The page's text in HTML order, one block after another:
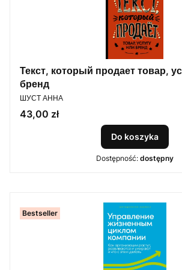
Текст, который продает товар,
бренд
PRODUCENT
ШУСТ АННА
Cena
43,00 zł
Do koszyka
Dostępność: dostępny
Bestseller